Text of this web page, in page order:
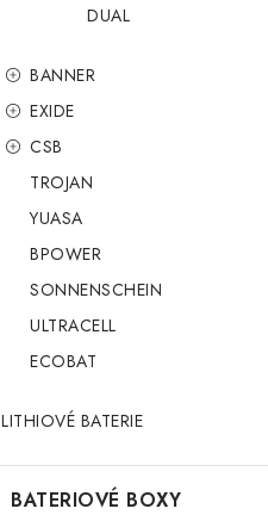
DUAL
BANNER
EXIDE
CSB
TROJAN
YUASA
BPOWER
SONNENSCHEIN
ULTRACELL
ECOBAT
LITHIOVÉ BATERIE
BATERIOVÉ BOXY